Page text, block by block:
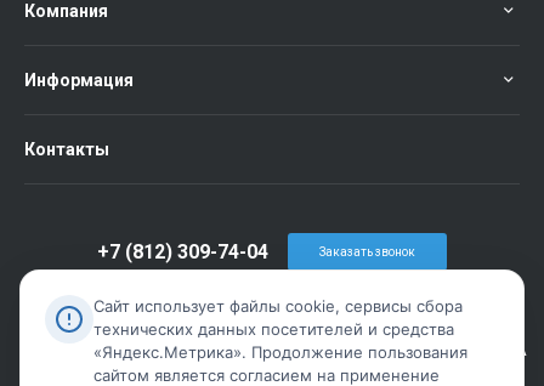
Компания
Информация
Контакты
info@metiz-piter.ru
+7 (812) 309-74-04
г. Санкт-Петербург, пр. Обуховской Обороны дом 86 лит А
Заказать звонок
Сайт использует файлы cookie, сервисы сбора
технических данных посетителей и средства
«Яндекс.Метрика». Продолжение пользования
сайтом является согласием на применение